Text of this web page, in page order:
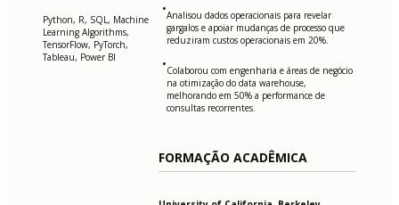
Python, R, SQL, Machine
Learning Algorithms,
TensorFlow, PyTorch,
Tableau, Power BI
•Analisou dados operacionais para revelar
gargalos e apoiar mudanças de processo que
reduziram custos operacionais em 20%.
•Colaborou com engenharia e áreas de negócio
na otimização do data warehouse,
melhorando em 50% a performance de
consultas recorrentes.
FORMAÇÃO ACADÊMICA